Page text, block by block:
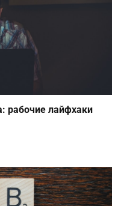
рабочие лайфхаки